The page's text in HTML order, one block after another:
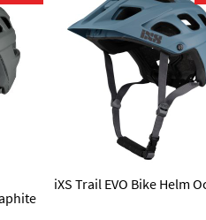
iXS Trail EVO Bike Helm